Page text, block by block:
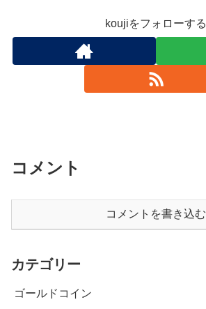
koujiをフォローする
コメント
コメントを書き込む
カテゴリー
ゴールドコイン